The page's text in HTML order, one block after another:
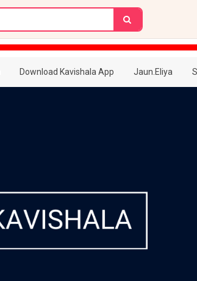
Download Kavishala App Jaun.Eliya